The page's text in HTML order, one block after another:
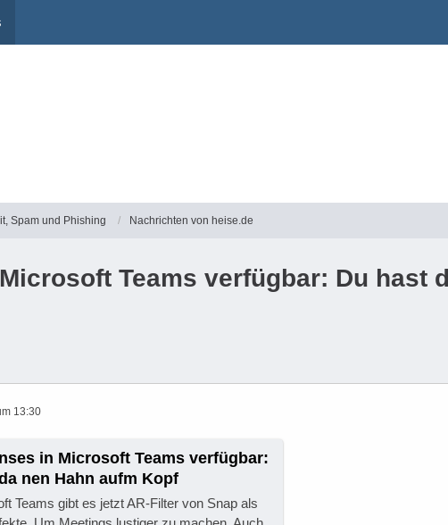
Spam und Phishing Nachrichten von heise.de
Teams verfügbar: Du hast
13:30
in Microsoft Teams verfügbar:
nen Hahn aufm Kopf
Teams gibt es jetzt AR-Filter von Snap als